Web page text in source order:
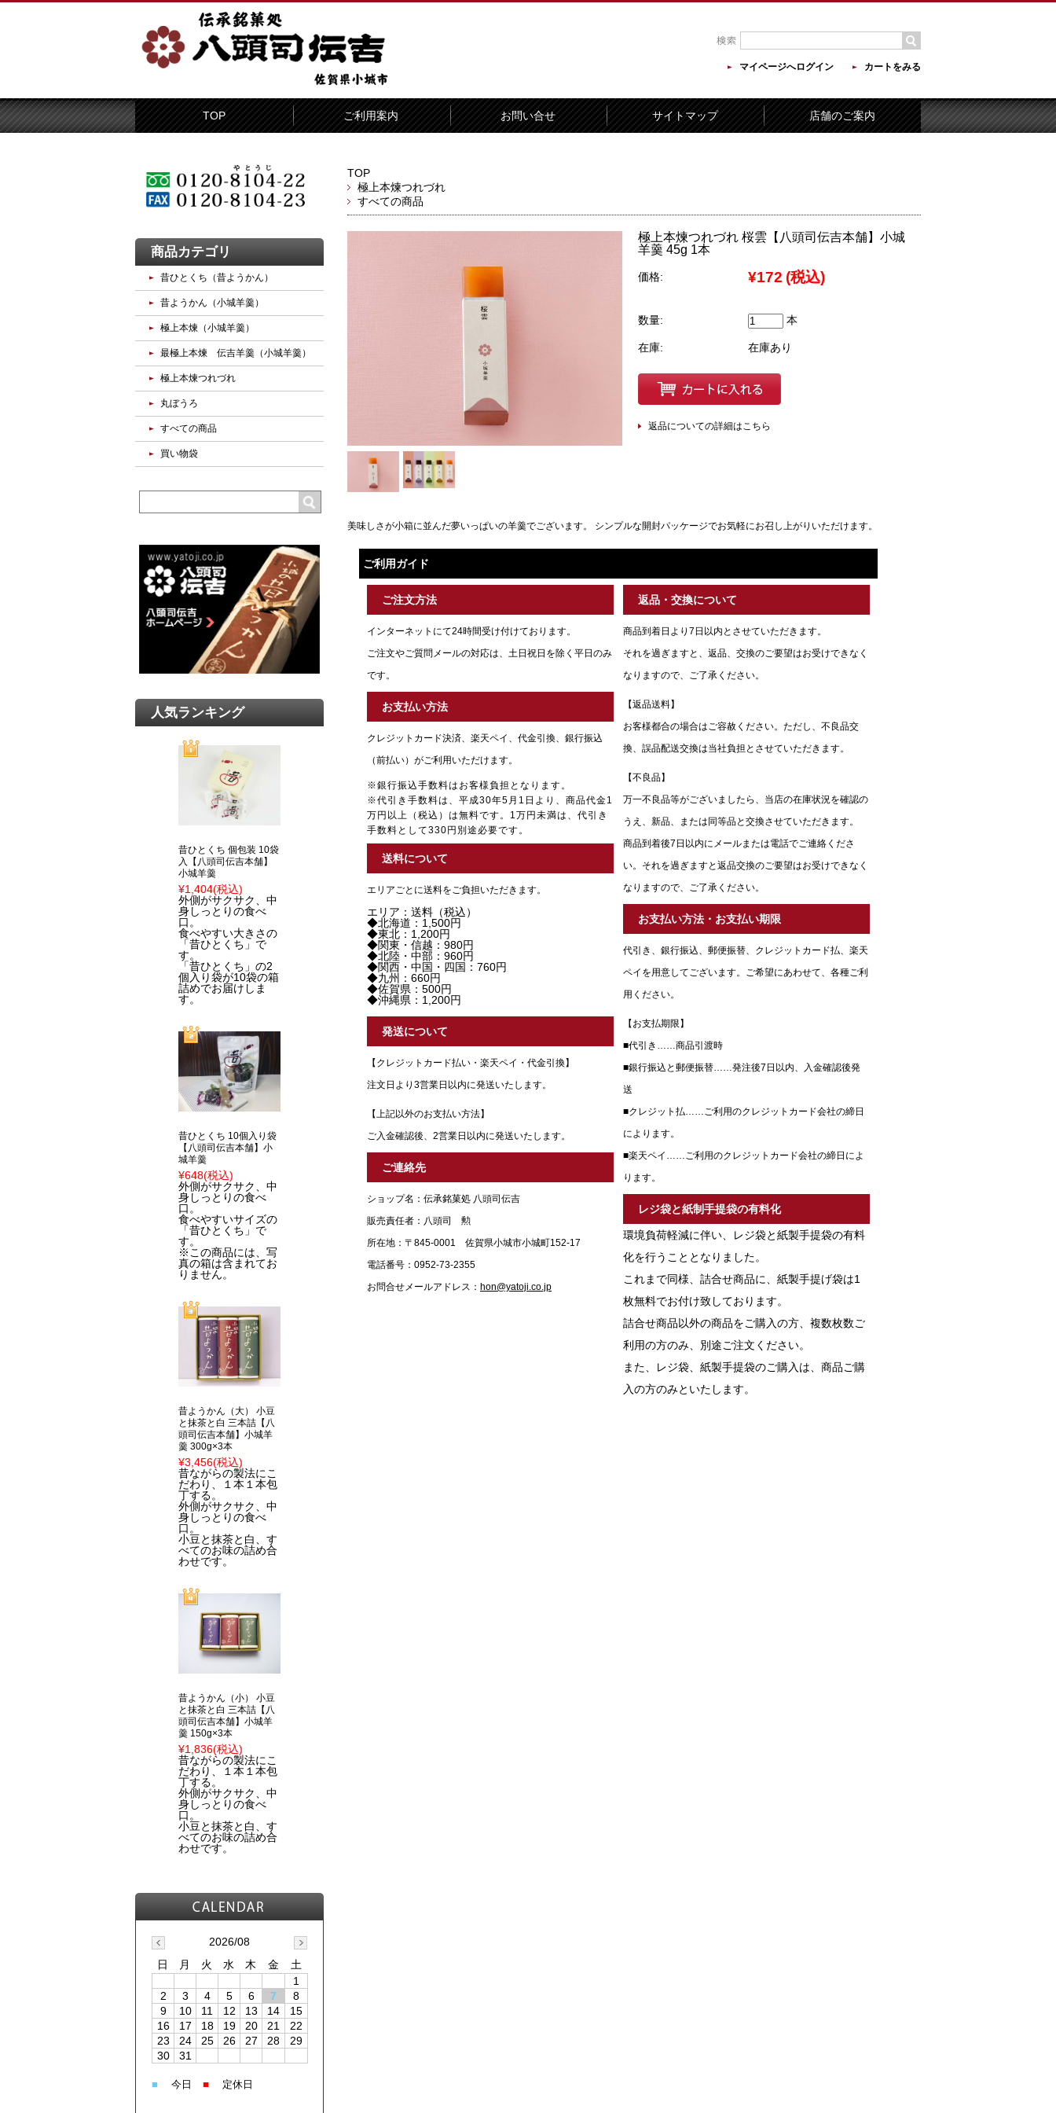
マイページへログイン カートをみる
TOP ご利用案内 お問い合せ サイトマップ 店舗のご案内
TOP
極上本煉つれづれ
すべての商品
極上本煉つれづれ 桜雲【八頭司伝吉本舗】小城
羊羹 45g 1本
価格: ¥172 (税込)
数量: 本
在庫: 在庫あり
返品についての詳細はこちら
美味しさが小箱に並んだ夢いっぱいの羊羹でございます。 シンプルな開封パッケージでお気軽にお召し上がりいただけます。
ご利用ガイド
ご注文方法
インターネットにて24時間受け付けております。
ご注文やご質問メールの対応は、土日祝日を除く平日のみ
です。
お支払い方法
クレジットカード決済、楽天ペイ、代金引換、銀行振込
（前払い）がご利用いただけます。
※銀行振込手数料はお客様負担となります。
※代引き手数料は、平成30年5月1日より、商品代金1
万円以上（税込）は無料です。1万円未満は、代引き
手数料として330円別途必要です。
送料について
エリアごとに送料をご負担いただきます。
エリア：送料（税込）
◆北海道：1,500円
◆東北：1,200円
◆関東・信越：980円
◆北陸・中部：960円
◆関西・中国・四国：760円
◆九州：660円
◆佐賀県：500円
◆沖縄県：1,200円
発送について
【クレジットカード払い・楽天ペイ・代金引換】
注文日より3営業日以内に発送いたします。
【上記以外のお支払い方法】
ご入金確認後、2営業日以内に発送いたします。
ご連絡先
ショップ名：伝承銘菓処 八頭司伝吉
販売責任者：八頭司 勲
所在地：〒845-0001 佐賀県小城市小城町152-17
電話番号：0952-73-2355
お問合せメールアドレス： hon@yatoji.co.jp
返品・交換について
商品到着日より7日以内とさせていただきます。
それを過ぎますと、返品、交換のご要望はお受けできなく
なりますので、ご了承ください。
【返品送料】
お客様都合の場合はご容赦ください。ただし、不良品交
換、誤品配送交換は当社負担とさせていただきます。
【不良品】
万一不良品等がございましたら、当店の在庫状況を確認の
うえ、新品、または同等品と交換させていただきます。
商品到着後7日以内にメールまたは電話でご連絡くださ
い。それを過ぎますと返品交換のご要望はお受けできなく
なりますので、ご了承ください。
お支払い方法・お支払い期限
代引き、銀行振込、郵便振替、クレジットカード払、楽天
ペイを用意してございます。ご希望にあわせて、各種ご利
用ください。
【お支払期限】
■代引き……商品引渡時
■銀行振込と郵便振替……発注後7日以内、入金確認後発
送
■クレジット払……ご利用のクレジットカード会社の締日
によります。
■楽天ペイ……ご利用のクレジットカード会社の締日によ
ります。
レジ袋と紙制手提袋の有料化
環境負荷軽減に伴い、レジ袋と紙製手提袋の有料
化を行うこととなりました。
これまで同様、詰合せ商品に、紙製手提げ袋は1
枚無料でお付け致しております。
詰合せ商品以外の商品をご購入の方、複数枚数ご
利用の方のみ、別途ご注文ください。
また、レジ袋、紙製手提袋のご購入は、商品ご購
入の方のみといたします。
商品カテゴリ
昔ひとくち（昔ようかん）
昔ようかん（小城羊羹）
極上本煉（小城羊羹）
最極上本煉 伝吉羊羹（小城羊羹）
極上本煉つれづれ
丸ぼうろ
すべての商品
買い物袋
人気ランキング
昔ひとくち 個包装 10袋
入【八頭司伝吉本舗】
小城羊羹
¥1,404(税込)
外側がサクサク、中
身しっとりの食べ
口。
食べやすい大きさの
「昔ひとくち」で
す。
「昔ひとくち」の2
個入り袋が10袋の箱
詰めでお届けしま
す。
昔ひとくち 10個入り袋
【八頭司伝吉本舗】小
城羊羹
¥648(税込)
外側がサクサク、中
身しっとりの食べ
口。
食べやすいサイズの
「昔ひとくち」で
す。
※この商品には、写
真の箱は含まれてお
りません。
昔ようかん（大） 小豆
と抹茶と白 三本詰【八
頭司伝吉本舗】小城羊
羹 300g×3本
¥3,456(税込)
昔ながらの製法にこ
だわり、１本１本包
丁する。
外側がサクサク、中
身しっとりの食べ
口。
小豆と抹茶と白、す
べてのお味の詰め合
わせです。
昔ようかん（小） 小豆
と抹茶と白 三本詰【八
頭司伝吉本舗】小城羊
羹 150g×3本
¥1,836(税込)
昔ながらの製法にこ
だわり、１本１本包
丁する。
外側がサクサク、中
身しっとりの食べ
口。
小豆と抹茶と白、す
べてのお味の詰め合
わせです。
2026/08
日
月 火 水 木 金
土
1
2
3 4 5 6 7
8
9
10 11 12 13 14
15
16
17 18 19 20 21
22
23
24 25 26 27 28
29
30
31
■ 今日 ■ 定休日